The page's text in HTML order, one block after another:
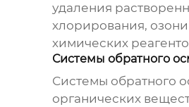
удаления
хлорирования,
химических
Системы обратного
Системы обратного
органических